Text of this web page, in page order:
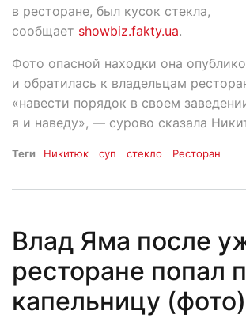
в ресторане, был кусок стекла,
сообщает showbiz.fakty.ua.
Фото опасной находки она
и обратилась к владельцам
«навести порядок в своем
я и наведу», — сурово сказала
Теги Никитюк суп стекло Ресторан
Влад Яма после
ресторане попал
капельницу (фото)